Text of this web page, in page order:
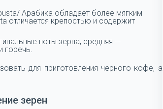
Арабика обладает более мягким
отличается крепостью и содержит
ноты зерна, средняя —
горечь.
для приготовления черного кофе, а
зерен